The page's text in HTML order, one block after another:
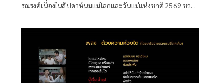
รณรงค์เนื่องในสัปดาห์นมแม่โลกและวันแม่แห่งชาติ 2569 ชวน
แรกเพื่อสร้างรากฐานเด็กไทย